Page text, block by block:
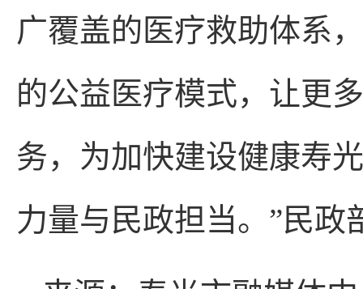
广覆盖的医疗救助体系
的公益医疗模式，让更
务，为加快建设健康寿
力量与民政担当。”民政